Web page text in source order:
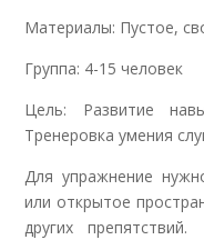
Материалы: Пустое,
Группа: 4-15 человек
Цель: Развитие
Тренеровка умения
Для упражнение
или открытое
других